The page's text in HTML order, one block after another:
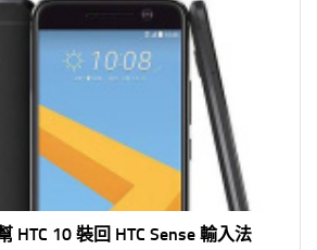
HTC 10 裝回 HTC Sense 輸入法